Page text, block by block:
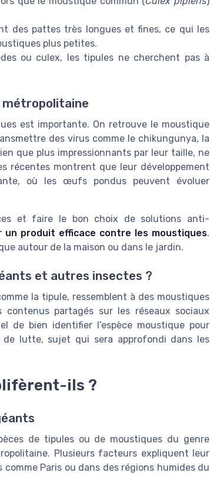
des pattes très longues et fines, ce qui les
plus petites.
ou culex, les tipules ne cherchent pas à
métropolitaine
est importante. On retrouve le moustique
des virus comme le chikungunya, la
que plus impressionnants par leur taille, ne
récentes montrent que leur développement
où les œufs pondus peuvent évoluer
et faire le bon choix de solutions anti-
un produit efficace contre les moustiques.
autour de la maison ou dans le jardin.
et autres insectes ?
la tipule, ressemblent à des moustiques
contenus partagés sur les réseaux sociaux
de bien identifier l’espèce moustique pour
lutte, sujet qui sera approfondi dans les
ils ?
de tipules ou de moustiques du genre
Plusieurs facteurs expliquent leur
Paris ou dans des régions humides du